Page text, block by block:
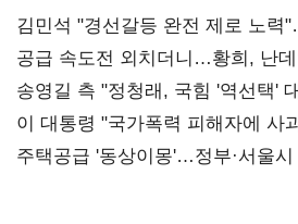
김민석 "경선갈등 완전 제로 노력
사과부터"
공급 속도전 외치더니…황희, 난
리모델링' 제안
송영길 측 "정청래, 국힘 '역선택'
총선 지휘 못해"
이 대통령 "국가폭력 피해자에 사
진실 밝혀야"
주택공급 '동상이몽'…정부·서울